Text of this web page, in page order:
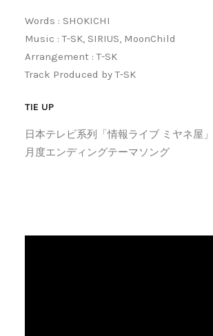
Words : SHOKICHI
Music : T-SK, SIRIUS, MoonChild
Arrangement : T-SK
Track Produced by T-SK
TIE UP
日本テレビ系列「情報ライブ ミヤネ屋
月度エンディングテーマソング